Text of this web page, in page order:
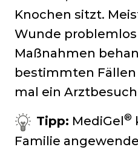
Knochen sitzt.
Wunde
Maßnahmen
bestimmten
mal ein
Tipp: MediGel®
Familie